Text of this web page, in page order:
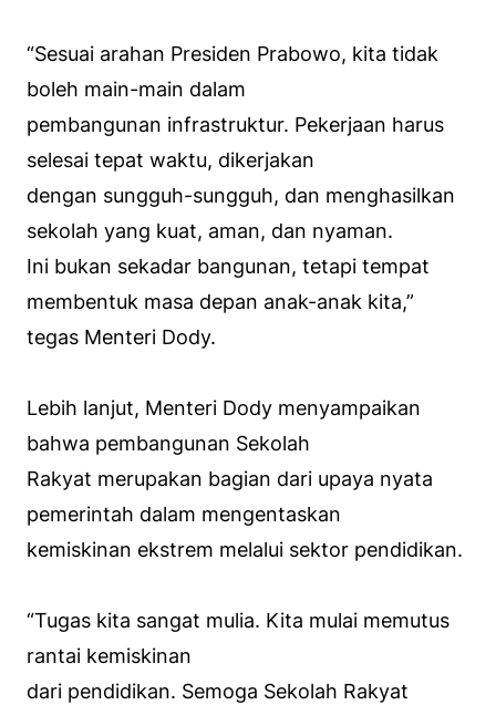
“Sesuai arahan Presiden Prabowo, kita tidak
boleh main-main dalam
pembangunan infrastruktur. Pekerjaan harus
selesai tepat waktu, dikerjakan
dengan sungguh-sungguh, dan menghasilkan
sekolah yang kuat, aman, dan nyaman.
Ini bukan sekadar bangunan, tetapi tempat
membentuk masa depan anak-anak kita,”
tegas Menteri Dody.
Lebih lanjut, Menteri Dody menyampaikan
bahwa pembangunan Sekolah
Rakyat merupakan bagian dari upaya nyata
pemerintah dalam mengentaskan
kemiskinan ekstrem melalui sektor pendidikan.
“Tugas kita sangat mulia. Kita mulai memutus
rantai kemiskinan
dari pendidikan. Semoga Sekolah Rakyat